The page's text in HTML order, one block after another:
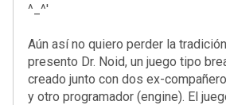
^_^'
Aún así no quiero perder la
presento Dr. Noid, un juego tipo
creado junto con dos ex-
y otro programador (engine). El